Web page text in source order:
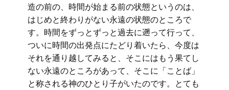
造の前の、時間が始まる前の状態というのは、
はじめと終わりがない永遠の状態のところで
す。時間をずっとずっと過去に遡って行って、
ついに時間の出発点にたどり着いたら、今度は
それを通り越してみると、そこにはもう果てし
ない永遠のところがあって、そこに「ことば」
と称される神のひとり子がいたのです。とても